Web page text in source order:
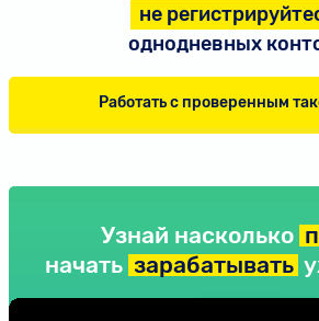
не
однодневных
Работать с проверенным
Узнай насколько
начать зарабатывать